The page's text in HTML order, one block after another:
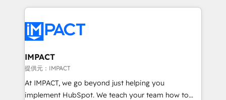
Execution... Global 24/7 ... All Experts 3️⃣ Integrate |
Slash months from your API Integration project... ⬅️
Click "Contact Business" ⬅️ to access 150+ Kickstart
Integration templates that put HubSpot in the center
of your tech stack, syncing... 🛍️ Shopify or
WooCommerce 💲 Stripe or Paypal 💰 Sage or
Netsuite 🤖 Google or Microsoft ✍️ DocuSign or
IMPACT
提供元：IMPACT
At IMPACT, we go beyond just helping you
implement HubSpot. We teach your team how to